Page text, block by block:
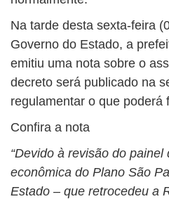
Na tarde desta sexta-feira
Governo do Estado, a
emitiu uma nota sobre o
decreto será publicado na
regulamentar o que poderá
Confira a nota
“Devido à revisão do
econômica do Plano São
Estado – que retrocedeu a